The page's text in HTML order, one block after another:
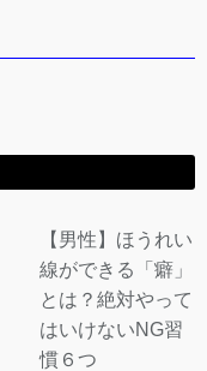
【男性】ほうれい
線ができる「癖」
とは？絶対やって
はいけないNG習
慣６つ